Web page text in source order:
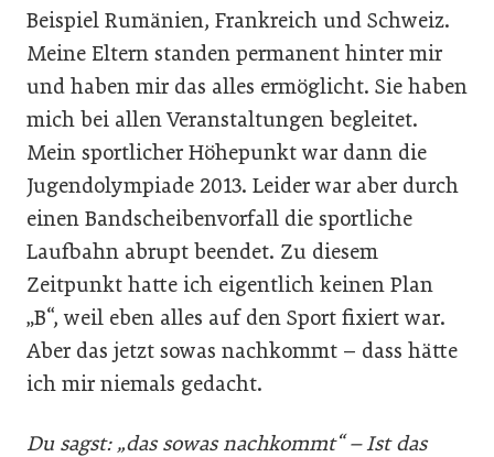
Beispiel Rumänien, Frankreich und Schweiz.
Meine Eltern standen permanent hinter mir
und haben mir das alles ermöglicht. Sie haben
mich bei allen Veranstaltungen begleitet.
Mein sportlicher Höhepunkt war dann die
Jugendolympiade 2013. Leider war aber durch
einen Bandscheibenvorfall die sportliche
Laufbahn abrupt beendet. Zu diesem
Zeitpunkt hatte ich eigentlich keinen Plan
„B“, weil eben alles auf den Sport fixiert war.
Aber das jetzt sowas nachkommt – dass hätte
ich mir niemals gedacht.
Du sagst: „das sowas nachkommt“ – Ist das